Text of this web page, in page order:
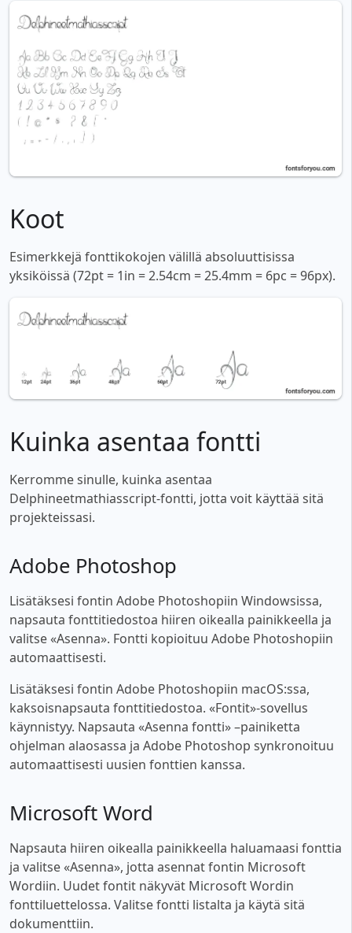
Koot
Esimerkkejä fonttikokojen välillä absoluuttisissa
yksiköissä (72pt = 1in = 2.54cm = 25.4mm = 6pc = 96px).
Kuinka asentaa fontti
Kerromme sinulle, kuinka asentaa
Delphineetmathiasscript-fontti, jotta voit käyttää sitä
projekteissasi.
Adobe Photoshop
Lisätäksesi fontin Adobe Photoshopiin Windowsissa,
napsauta fonttitiedostoa hiiren oikealla painikkeella ja
valitse «Asenna». Fontti kopioituu Adobe Photoshopiin
automaattisesti.
Lisätäksesi fontin Adobe Photoshopiin macOS:ssa,
kaksoisnapsauta fonttitiedostoa. «Fontit»-sovellus
käynnistyy. Napsauta «Asenna fontti» –painiketta
ohjelman alaosassa ja Adobe Photoshop synkronoituu
automaattisesti uusien fonttien kanssa.
Microsoft Word
Napsauta hiiren oikealla painikkeella haluamaasi fonttia
ja valitse «Asenna», jotta asennat fontin Microsoft
Wordiin. Uudet fontit näkyvät Microsoft Wordin
fonttiluettelossa. Valitse fontti listalta ja käytä sitä
dokumenttiin.